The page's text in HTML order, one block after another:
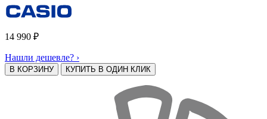
14 990 ₽
Нашли дешевле? ›
В КОРЗИНУ КУПИТЬ В ОДИН КЛИК